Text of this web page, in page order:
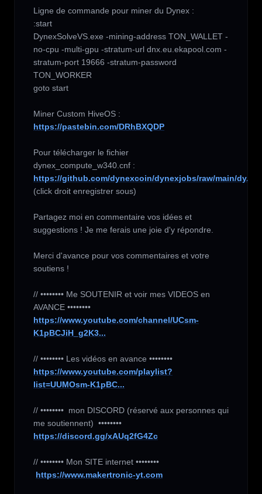
Ligne de commande pour miner du Dynex :
:start
DynexSolveVS.exe -mining-address TON_WALLET -
no-cpu -multi-gpu -stratum-url dnx.eu.ekapool.com -
stratum-port 19666 -stratum-password
TON_WORKER
goto start
https://pastebin.com/DRhBXQDP
Pour télécharger le fichier
https://github.com/dynexcoin/dynexjobs/raw/main/dy...
(click droit enregistrer sous)
Partagez moi en commentaire vos idées et
suggestions ! Je me ferais une joie d'y répondre.
Merci d'avance pour vos commentaires et votre
soutiens !
// •••••••• Me SOUTENIR et voir mes VIDEOS en
https://www.youtube.com/channel/UCsm-
K1pBCJiH_g2K3...
https://www.youtube.com/playlist?
list=UUMOsm-K1pBC...
// ••••••••  mon DISCORD (réservé aux personnes qui
https://discord.gg/xAUq2fG4Zc
// •••••••• Mon SITE internet ••••••••
https://www.makertronic-yt.com